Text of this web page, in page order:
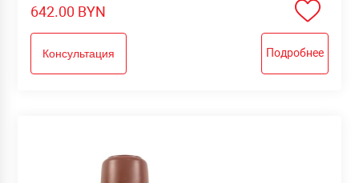
642.00 BYN
Консультация Подробнее